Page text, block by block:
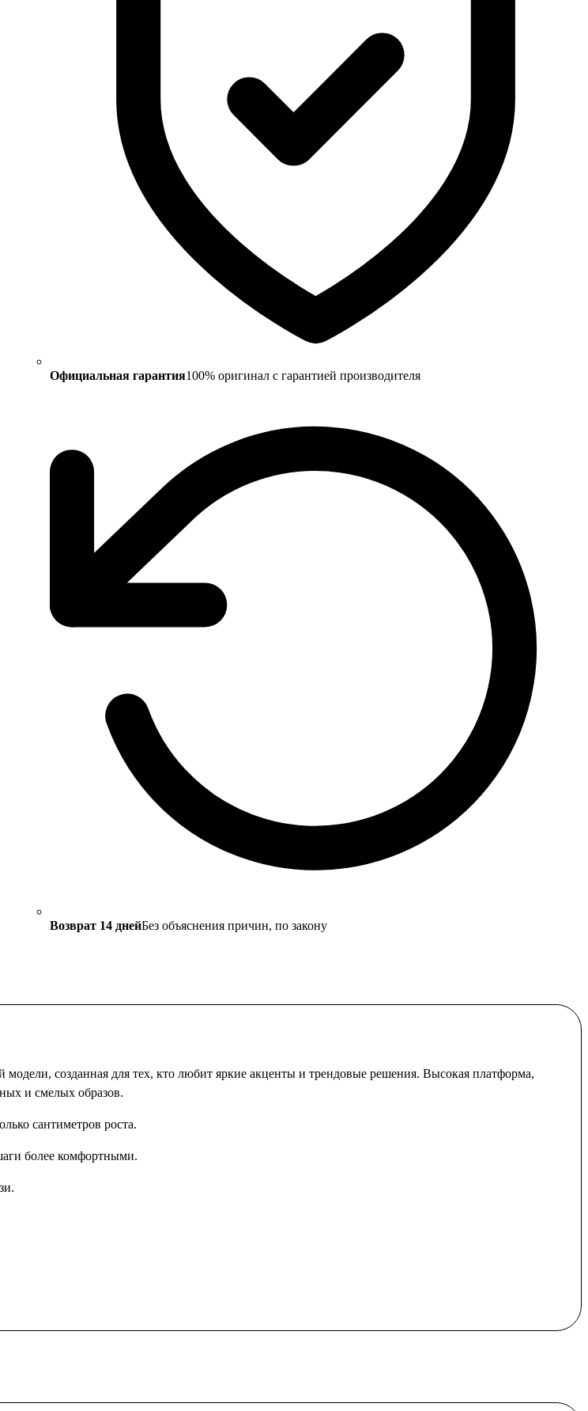
Официальная гарантия100% оригинал с гарантией производителя
Возврат 14 днейБез объяснения причин, по закону
созданная для тех, кто любит яркие акценты и трендовые решения. Высокая платформа,
и смелых образов.
сантиметров роста.
более комфортными.